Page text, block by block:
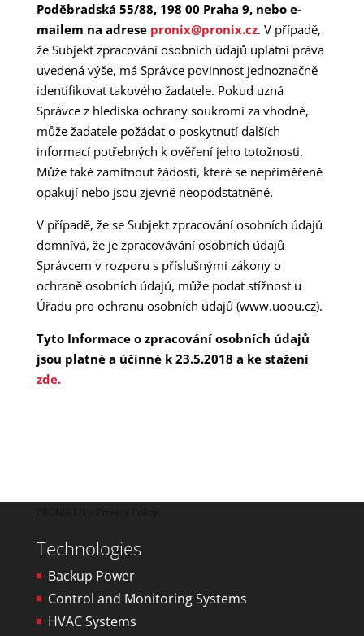
Poděbradská 55/88, 198 00 Praha 9, nebo e-
mailem na adrese pronix@pronix.cz. V případě,
že Subjekt zpracování osobních údajů uplatní práva
uvedená výše, má Správce povinnost jednoznačně
identifikovat takového žadatele. Pokud uzná
Správce z hlediska ochrany soukromí za vhodné,
může žadatele požádat o poskytnutí dalších
informací potřebných k ověření jeho totožnosti.
Může také zamítnout žádosti, které se nepřiměřeně
opakují nebo jsou zjevně neopodstatněné.
V případě, že se Subjekt zpracování osobních údajů
domnívá, že je zpracovávání osobních údajů
Správcem v rozporu s příslušnými zákony o
ochraně osobních údajů, může podat stížnost u
Úřadu pro ochranu osobních údajů (www.uoou.cz).
Tyto Informace o zpracování osobních údajů
jsou platné a účinné k 23.5.2018 a ke stažení
zde.
Technologies
Backup Power
Control and Monitoring Systems
HVAC Systems